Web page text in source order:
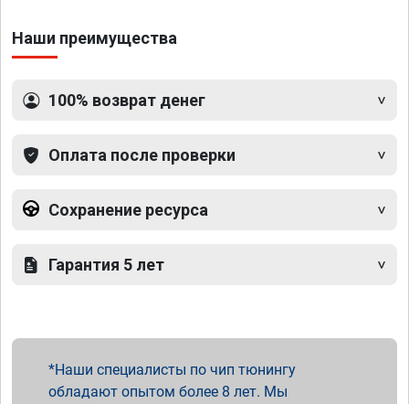
Наши преимущества
100% возврат денег
Оплата после проверки
Сохранение ресурса
Гарантия 5 лет
Наши специалисты по чип тюнингу
обладают опытом более 8 лет. Мы